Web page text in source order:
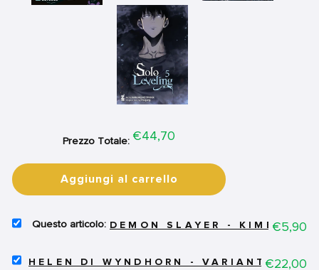
Prezzo Totale: Price
€44,70
Aggiungi al carrello
SELECT
-
DEMON SLAYER - KIMETSU
Price
€5,90
SELECT
HELEN DI WYNDHORN - VARIANTPrice
€22,00